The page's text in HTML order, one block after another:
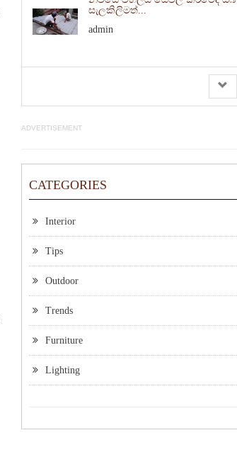
සැලකිලිමත්...
admin
ADVERTISEMENT
CATEGORIES
Interior
Tips
Outdoor
Trends
Furniture
Lighting